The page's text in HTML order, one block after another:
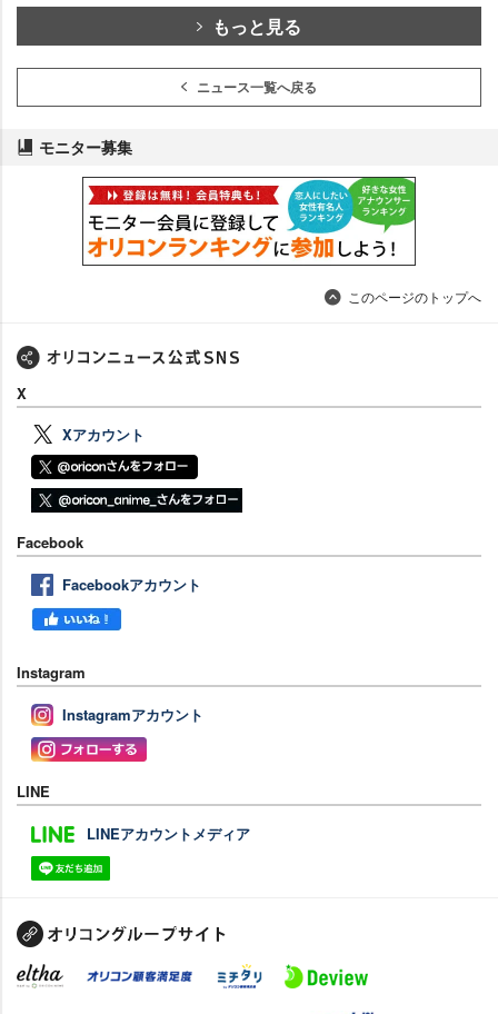
もっと見る
ニュース一覧へ戻る
モニター募集
このページのトップへ
X
Xアカウント
Facebook
Facebookアカウント
Instagram
Instagramアカウント
LINE
LINEアカウントメディア